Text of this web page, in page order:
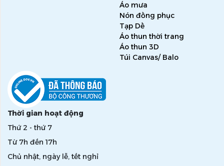
Áo mưa
Nón đồng phục
Tạp Dề
Áo thun thời trang
Áo thun 3D
Túi Canvas/ Balo
Thời gian hoạt động
Thứ 2 - thứ 7
Từ 7h đến 17h
Chủ nhật, ngày lễ, tết nghỉ